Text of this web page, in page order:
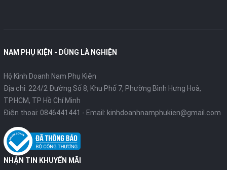
NAM PHỤ KIỆN - DÙNG LÀ NGHIỆN
Hộ Kinh Doanh Nam Phụ Kiện
Địa chỉ: 224/2 Đường Số 8, Khu Phố 7, Phường Bình Hưng Hoà,
TP.HCM, TP Hồ Chí Minh
Điện thoại: 0846441441 - Email: kinhdoanhnamphukien@gmail.com
NHẬN TIN KHUYẾN MÃI